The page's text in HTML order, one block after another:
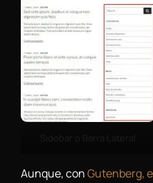
Sidebar o Barra Lateral
Aunque, conGutenberg,